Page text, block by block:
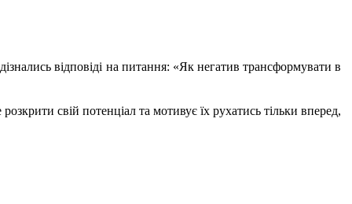
відповіді на питання: «Як негатив трансформувати в
свій потенціал та мотивує їх рухатись тільки вперед,